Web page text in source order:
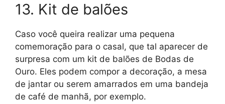
13. Kit de balões
Caso você queira realizar uma pequena
comemoração para o casal, que tal aparecer de
surpresa com um kit de balões de Bodas de
Ouro. Eles podem compor a decoração, a mesa
de jantar ou serem amarrados em uma bandeja
de café de manhã, por exemplo.